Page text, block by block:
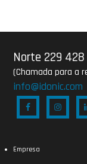
Norte 229
(Chamada para a
info@idonic.com
Empresa